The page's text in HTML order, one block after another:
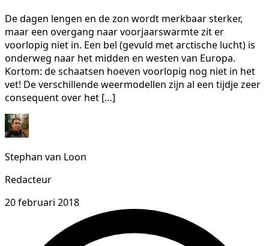
De dagen lengen en de zon wordt merkbaar sterker,
maar een overgang naar voorjaarswarmte zit er
voorlopig niet in. Een bel (gevuld met arctische lucht) is
onderweg naar het midden en westen van Europa.
Kortom: de schaatsen hoeven voorlopig nog niet in het
vet! De verschillende weermodellen zijn al een tijdje zeer
consequent over het […]
Stephan van Loon
Redacteur
20 februari 2018